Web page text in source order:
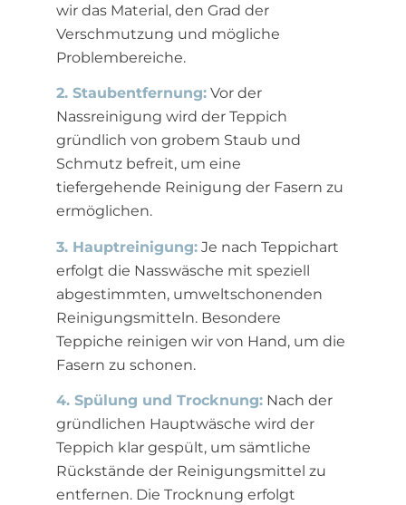
wir das Material, den Grad der
Verschmutzung und mögliche
Problembereiche.
2. Staubentfernung: Vor der
Nassreinigung wird der Teppich
gründlich von grobem Staub und
Schmutz befreit, um eine
tiefergehende Reinigung der Fasern zu
ermöglichen.
3. Hauptreinigung: Je nach Teppichart
erfolgt die Nasswäsche mit speziell
abgestimmten, umweltschonenden
Reinigungsmitteln. Besondere
Teppiche reinigen wir von Hand, um die
Fasern zu schonen.
4. Spülung und Trocknung: Nach der
gründlichen Hauptwäsche wird der
Teppich klar gespült, um sämtliche
Rückstände der Reinigungsmittel zu
entfernen. Die Trocknung erfolgt